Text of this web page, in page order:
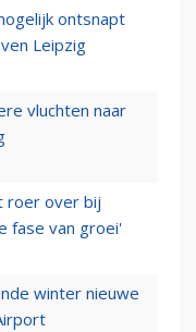
ontsnapt
Leipzig
vluchten naar
roer over bij
fase van groei'
winter nieuwe